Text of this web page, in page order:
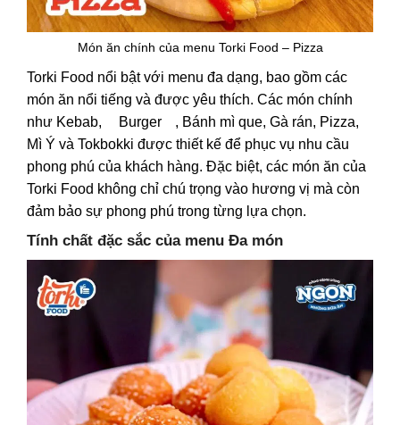
Món ăn chính của menu Torki Food – Pizza
Torki Food nổi bật với menu đa dạng, bao gồm các
món ăn nổi tiếng và được yêu thích. Các món chính
như Kebab, Burger
, Bánh mì que, Gà rán, Pizza,
Mì Ý và Tokbokki được thiết kế để phục vụ nhu cầu
phong phú của khách hàng. Đặc biệt, các món ăn của
Torki Food không chỉ chú trọng vào hương vị mà còn
đảm bảo sự phong phú trong từng lựa chọn.
Tính chất đặc sắc của menu Đa món